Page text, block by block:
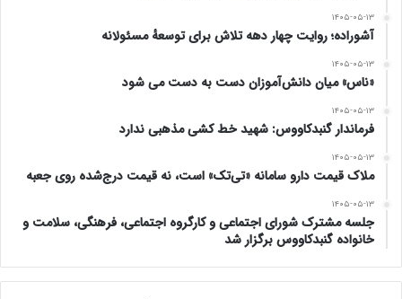
۱۴۰۵-۰۵-۱۳
آشوراده؛ روایت چهار دهه تلاش برای توسعهٔ مسئولانه
۱۴۰۵-۰۵-۱۳
«ناس» میان دانش‌آموزان دست به دست می شود
۱۴۰۵-۰۵-۱۳
فرماندار گنبدکاووس: شهید خط کشی مذهبی ندارد
۱۴۰۵-۰۵-۱۳
ملاک قیمت دارو سامانه «تی‌تک» است، نه قیمت درج‌شده روی جعبه
۱۴۰۵-۰۵-۱۳
جلسه مشترک شورای اجتماعی و کارگروه اجتماعی، فرهنگی، سلامت و
خانواده گنبدکاووس برگزار شد